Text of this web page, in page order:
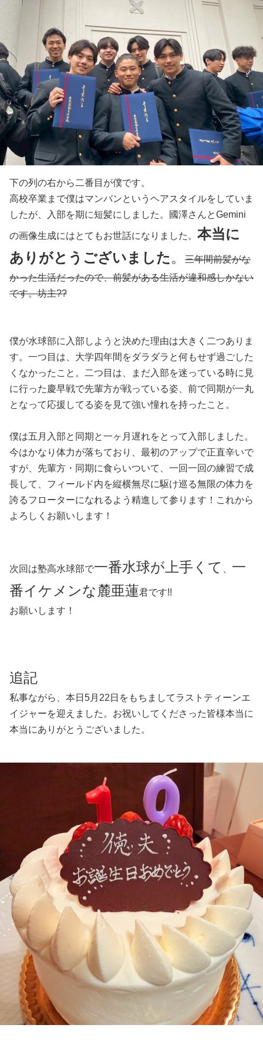
下の列の右から二番目が僕です。
高校卒業まで僕はマンバンというヘアスタイルをしていま
したが、入部を期に短髪にしました。國澤さんとGemini
の画像生成にはとてもお世話になりました。 本当に
ありがとうございました。
三年間前髪がな
かった生活だったので、前髪がある生活が違和感しかない
です。坊主??
僕が水球部に入部しようと決めた理由は大きく二つありま
す。一つ目は、大学四年間をダラダラと何もせず過ごした
くなかったこと。二つ目は、まだ入部を迷っている時に見
に行った慶早戦で先輩方が戦っている姿、前で同期が一丸
となって応援してる姿を見て強い憧れを持ったこと。
僕は五月入部と同期と一ヶ月遅れをとって入部しました。
今はかなり体力が落ちており、最初のアップで正直辛いで
すが、先輩方・同期に食らいついて、一回一回の練習で成
長して、フィールド内を縦横無尽に駆け巡る無限の体力を
誇るフローターになれるよう精進して参ります！これから
よろしくお願いします！
次回は塾高水球部で一番水球が上手くて
一
番イケメンな麓亜蓮君です!!
お願いします！
追記
私事ながら、本日5月22日をもちましてラストティーンエ
イジャーを迎えました。お祝いしてくださった皆様本当に
本当にありがとうございました。